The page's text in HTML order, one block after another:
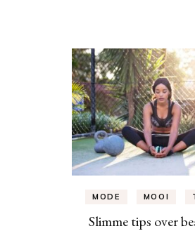
MODE MOOI
Slimme tips over